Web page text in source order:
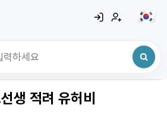
생 적려 유허비